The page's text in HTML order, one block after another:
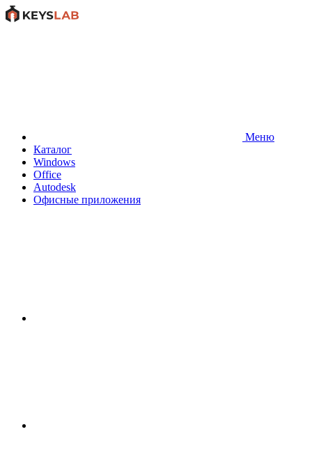
Меню
Каталог
Windows
Office
Autodesk
Офисные приложения